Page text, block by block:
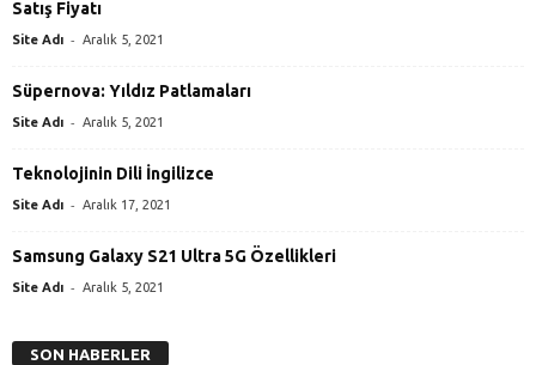
Satış Fiyatı
Site Adı - Aralık 5, 2021
Süpernova: Yıldız Patlamaları
Site Adı - Aralık 5, 2021
Teknolojinin Dili İngilizce
Site Adı - Aralık 17, 2021
Samsung Galaxy S21 Ultra 5G Özellikleri
Site Adı - Aralık 5, 2021
SON HABERLER